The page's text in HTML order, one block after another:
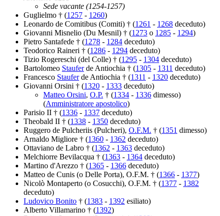
Sede vacante (1254-1257)
Guglielmo † (1257 - 1260)
Leonardo de Comitibus (Comiti) † (1261 - 1268 deceduto)
Giovanni Misnelio (Du Mesnil) † (1273 o 1285 - 1294)
Pietro Santafede † (1278 - 1284 deceduto)
Teodorico Raineri † (1286 - 1294 deceduto)
Tizio Rogereschi (del Colle) † (1295 - 1304 deceduto)
Bartolomeo Stauferde Antiochia † (1305 - 1311 deceduto)
Francesco Stauferde Antiochia † (1311 - 1320 deceduto)
Giovanni Orsini † (1320 - 1333 deceduto)
Matteo Orsini, O.P. † (1334 - 1336 dimesso)
(Amministratore apostolico)
Parisio II † (1336 - 1337 deceduto)
Theobald II † (1338 - 1350 deceduto)
Ruggero de Pulcheriis (Pulcheri), O.F.M. † (1351 dimesso)
Arnaldo Migliore † (1360 - 1362 deceduto)
Ottaviano de Labro † (1362 - 1363 deceduto)
Melchiorre Bevilacqua † (1363 - 1364 deceduto)
Martino d'Arezzo † (1365 - 1366 deceduto)
Matteo de Cunis (o Delle Porta), O.F.M. † (1366 - 1377)
Nicolò Montaperto (o Cosucchi), O.F.M. † (1377 - 1382
deceduto)
Ludovico Bonito † (1383 - 1392 esiliato)
Alberto Villamarino † (1392)